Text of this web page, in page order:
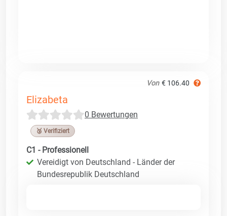
Von € 106.40
Elizabeta
0 Bewertungen
🥉 Verifiziert
C1 - Professionell
Vereidigt von Deutschland - Länder der
Bundesrepublik Deutschland